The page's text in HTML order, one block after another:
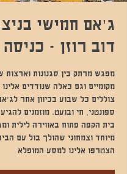
ג'אם חמישי
דוב רוזן -
מפגש מרתק בין סגנונות וארצות
מקומיים וגם כאלה שנודדים
צוללים כל שבוע בכיוון אחר
ספונטני, חי ובועט. מוזמנים
בית הקפה פתוח באווירה לילית
מיוחד וצמחוני שהולך בול עם
הצטרפו אלינו למסע המופלא